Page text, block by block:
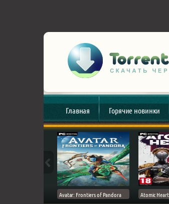
Главная Горячие новинки
Avatar: Frontiers of Pandora Atomic Heart